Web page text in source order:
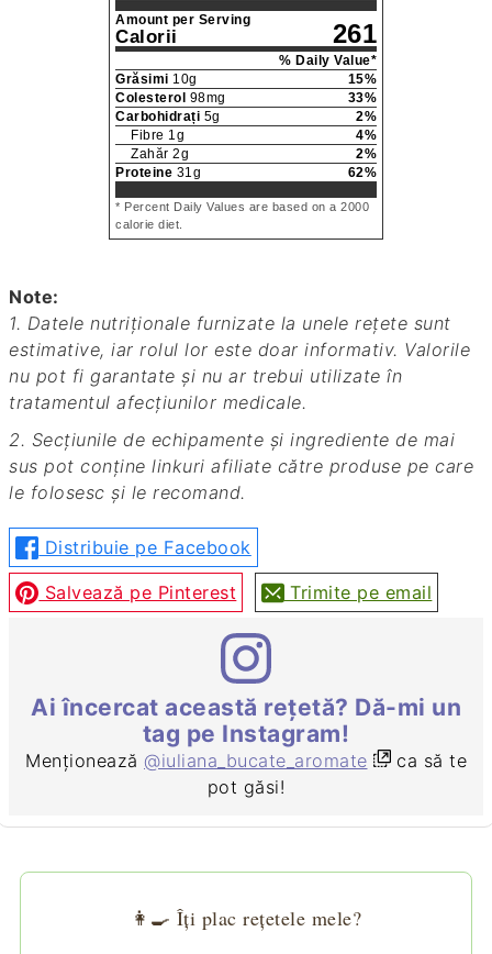
Amount per Serving
Calorii 261
% Daily Value*
Grăsimi 10g 15%
Colesterol 98mg 33%
Carbohidrați 5g 2%
Fibre 1 g 4%
Zahăr 2g 2%
Proteine 31 g 62%
* Percent Daily Values are based on a 2000
calorie diet.
Note:
1. Datele nutriționale furnizate la unele rețete sunt
estimative, iar rolul lor este doar informativ. Valorile
nu pot fi garantate și nu ar trebui utilizate în
tratamentul afecțiunilor medicale.
2. Secțiunile de echipamente și ingrediente de mai
sus pot conține linkuri afiliate către produse pe care
le folosesc și le recomand.
Distribuie pe Facebook
Salvează pe Pinterest Trimite pe email
Ai încercat această rețetă? Dă-mi un
tag pe Instagram!
Menționează @iuliana_bucate_aromate
ca să te
pot găsi!
👩‍🍳 Îți plac rețetele mele?